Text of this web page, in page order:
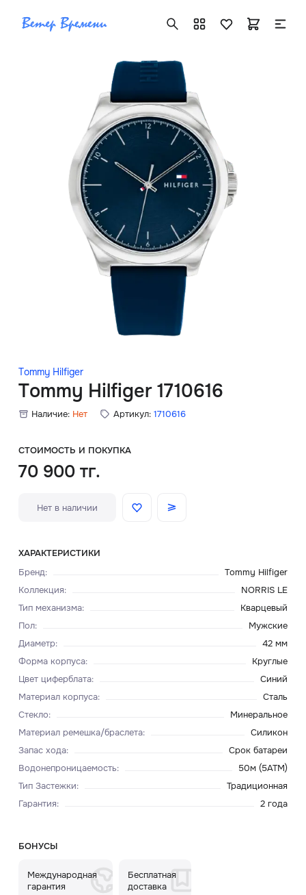
Tommy Hilfiger
Tommy Hilfiger 1710616
Наличие: Нет Артикул: 1710616
СТОИМОСТЬ И ПОКУПКА
70 900 тг.
Нет в наличии
ХАРАКТЕРИСТИКИ
Бренд:
Tommy Hilfiger
Коллекция:
NORRIS LE
Тип механизма:
Кварцевый
Пол:
Мужские
Диаметр:
42 мм
Форма корпуса:
Круглые
Цвет циферблата:
Синий
Материал корпуса:
Сталь
Стекло:
Минеральное
Материал ремешка/браслета:
Силикон
Запас хода:
Срок батареи
Водонепроницаемость:
50м (5ATM)
Тип Застежки:
Традиционная
Гарантия: 2 года
БОНУСЫ
Международная
гарантия
Бесплатная
доставка
+7 ( 705 ) 181-42-50
info@vetervremeni.kz
Авторизация
Каталог
Мужские часы
Женские часы
Скидки
Главная
О нас